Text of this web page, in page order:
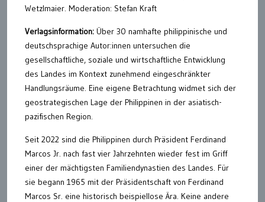
Wetzlmaier. Moderation: Stefan Kraft
Verlagsinformation: Über 30 namhafte philippinische und
deutschsprachige Autor:innen untersuchen die
gesellschaftliche, soziale und wirtschaftliche Entwicklung
des Landes im Kontext zunehmend eingeschränkter
Handlungsräume. Eine eigene Betrachtung widmet sich der
geostrategischen Lage der Philippinen in der asiatisch-
pazifischen Region.
Seit 2022 sind die Philippinen durch Präsident Ferdinand
Marcos Jr. nach fast vier Jahrzehnten wieder fest im Griff
einer der mächtigsten Familiendynastien des Landes. Für
sie begann 1965 mit der Präsidentschaft von Ferdinand
Marcos Sr. eine historisch beispiellose Ära. Keine andere